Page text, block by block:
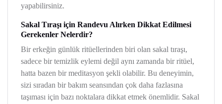
yapabilirsiniz.
Sakal Tıraşı için Randevu Alırken Dikkat Edilmesi
Gerekenler Nelerdir?
Bir erkeğin günlük ritüellerinden biri olan sakal tıraşı,
sadece bir temizlik eylemi değil aynı zamanda bir ritüel,
hatta bazen bir meditasyon şekli olabilir. Bu deneyimin,
sizi sıradan bir bakım seansından çok daha fazlasına
taşıması için bazı noktalara dikkat etmek önemlidir. Sakal